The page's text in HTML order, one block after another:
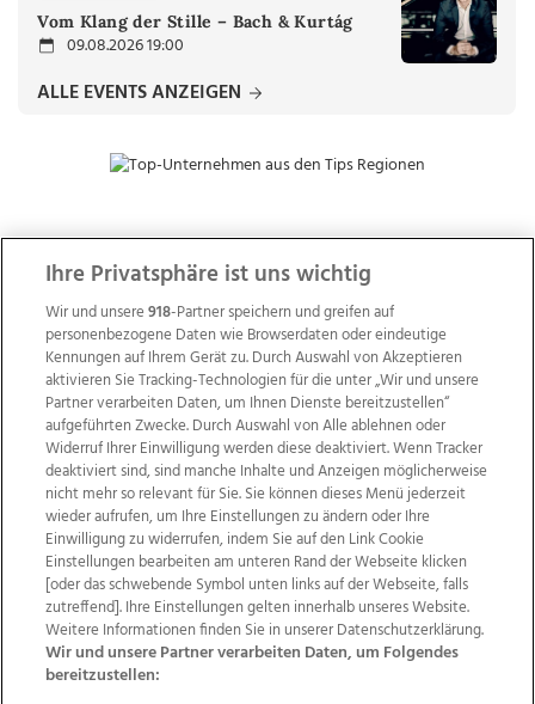
Vom Klang der Stille – Bach & Kurtág
09.08.2026 19:00
ALLE EVENTS ANZEIGEN
ZUR NACHRICHTENÜBERSICHT
Wir über uns Mediadaten Kontakt
Jobs
Datenschutz
Impressum
AGB Anzeigekunden
AGB Website
Ehrenkodex Politische Werbung
Ihre Privatsphäre ist uns wichtig
Wir und unsere918-Partner speichern und greifen auf
personenbezogene Daten wie Browserdaten oder eindeutige
Kennungen auf Ihrem Gerät zu. Durch Auswahl von Akzeptieren
aktivieren Sie Tracking-Technologien für die unter „Wir und unsere
Partner verarbeiten Daten, um Ihnen Dienste bereitzustellen“
aufgeführten Zwecke. Durch Auswahl von Alle ablehnen oder
Widerruf Ihrer Einwilligung werden diese deaktiviert. Wenn Tracker
deaktiviert sind, sind manche Inhalte und Anzeigen möglicherweise
nicht mehr so relevant für Sie. Sie können dieses Menü jederzeit
wieder aufrufen, um Ihre Einstellungen zu ändern oder Ihre
Einwilligung zu widerrufen, indem Sie auf den Link Cookie
Einstellungen bearbeiten am unteren Rand der Webseite klicken
[oder das schwebende Symbol unten links auf der Webseite, falls
zutreffend]. Ihre Einstellungen gelten innerhalb unseres Website.
Weitere Informationen finden Sie in unserer Datenschutzerklärung.
Wir und unsere Partner verarbeiten Daten, um Folgendes
bereitzustellen: